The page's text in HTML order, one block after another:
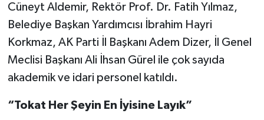
Cüneyt Aldemir, Rektör Prof. Dr. Fatih Yılmaz,
Belediye Başkan Yardımcısı İbrahim Hayri
Korkmaz, AK Parti İl Başkanı Adem Dizer, İl Genel
Meclisi Başkanı Ali İhsan Gürel ile çok sayıda
akademik ve idari personel katıldı.
“Tokat Her Şeyin En İyisine Layık”